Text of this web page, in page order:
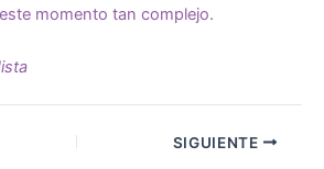
momento tan complejo.
SIGUIENTE